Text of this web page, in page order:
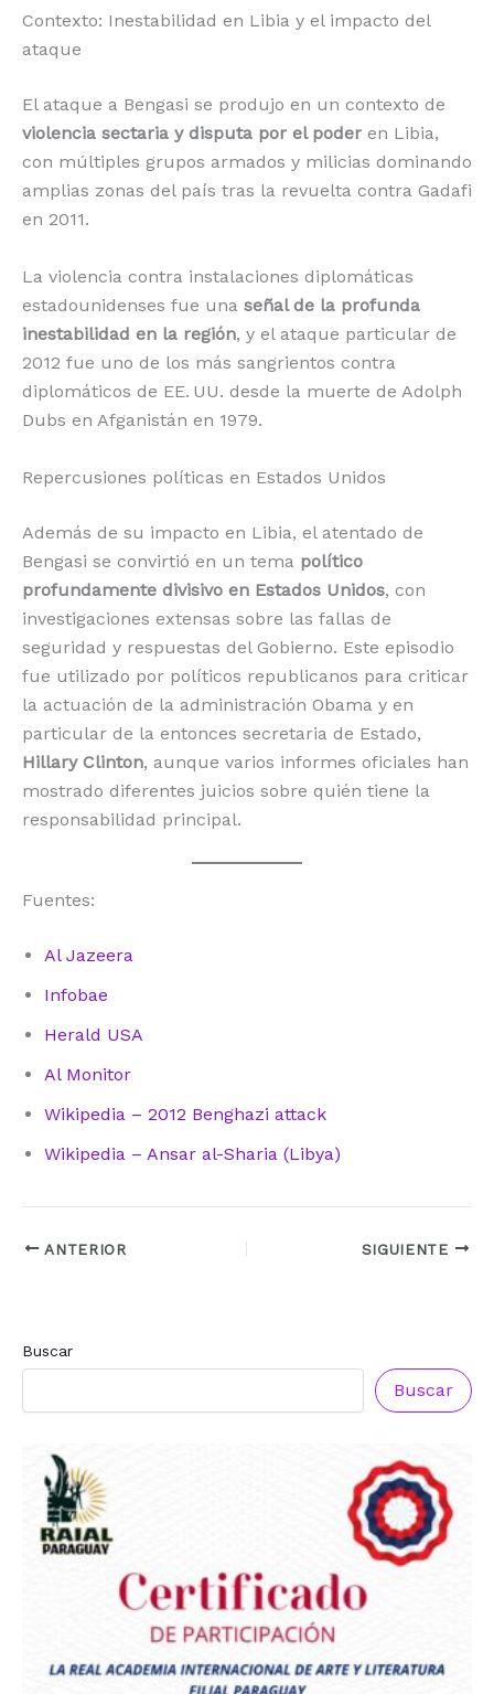
Contexto: Inestabilidad en Libia y el impacto del
ataque
El ataque a Bengasi se produjo en un contexto de
violencia sectaria y disputa por el poder en Libia,
con múltiples grupos armados y milicias dominando
amplias zonas del país tras la revuelta contra Gadafi
en 2011.
La violencia contra instalaciones diplomáticas
estadounidenses fue una señal de la profunda
inestabilidad en la región, y el ataque particular de
2012 fue uno de los más sangrientos contra
diplomáticos de EE. UU. desde la muerte de Adolph
Dubs en Afganistán en 1979.
Repercusiones políticas en Estados Unidos
Además de su impacto en Libia, el atentado de
Bengasi se convirtió en un tema político
profundamente divisivo en Estados Unidos, con
investigaciones extensas sobre las fallas de
seguridad y respuestas del Gobierno. Este episodio
fue utilizado por políticos republicanos para criticar
la actuación de la administración Obama y en
particular de la entonces secretaria de Estado,
Hillary Clinton, aunque varios informes oficiales han
mostrado diferentes juicios sobre quién tiene la
responsabilidad principal.
Fuentes:
Al Jazeera
Infobae
Herald USA
Al Monitor
Wikipedia – 2012 Benghazi attack
Wikipedia – Ansar al-Sharia (Libya)
ANTERIOR SIGUIENTE
Buscar
Buscar